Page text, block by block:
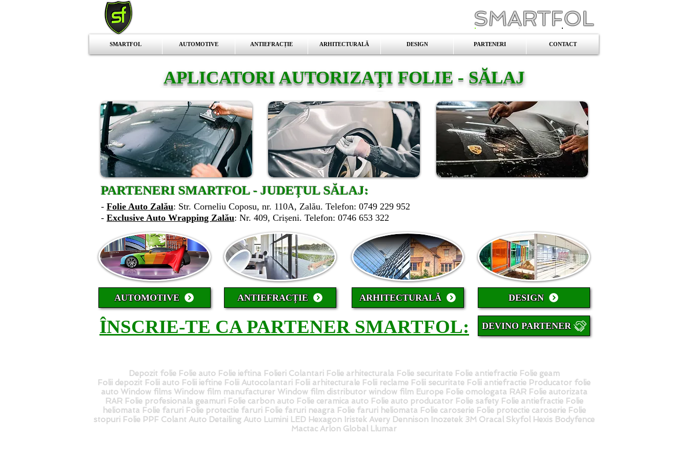
SMARTFOL
SMARTFOL AUTOMOTIVE ANTIEFRACȚIE ARHITECTURALĂ DESIGN PARTENERI CONTACT
APLICATORI AUTORIZAȚI FOLIE - SĂLAJ
PARTENERI SMARTFOL - JUDEȚUL SĂLAJ:
- Folie Auto Zalău: Str. Corneliu Coposu, nr. 110A, Zalău. Telefon: 0749 229 952
- Exclusive Auto Wrapping Zalău: Nr. 409, Crișeni. Telefon: 0746 653 322
AUTOMOTIVE ANTIEFRACȚIE ARHITECTURALĂ DESIGN
ÎNSCRIE-TE CA PARTENER SMARTFOL: DEVINO PARTENER
Depozit folie Folie auto Folie ieftina Folieri Colantari Folie arhitecturala Folie securitate Folie antiefractie Folie geam
Folii depozit Folii auto Folii ieftine Folii Autocolantari Folii arhitecturale Folii reclame Folii securitate Folii antiefractie Producator folie
auto Window films Window film manufacturer Window film distributor window film Europe Folie omologata RAR Folie autorizata
RAR Folie profesionala geamuri Folie carbon auto Folie ceramica auto Folie auto producator Folie safety Folie antiefractie Folie
heliomata Folie faruri Folie protectie faruri Folie faruri neagra Folie faruri heliomata Folie caroserie Folie protectie caroserie Folie
stopuri Folie PPF Colant Auto Detailing Auto Lumini LED Hexagon Iristek Avery Dennison Inozetek 3M Oracal Skyfol Hexis Bodyfence
Mactac Arlon Global Llumar